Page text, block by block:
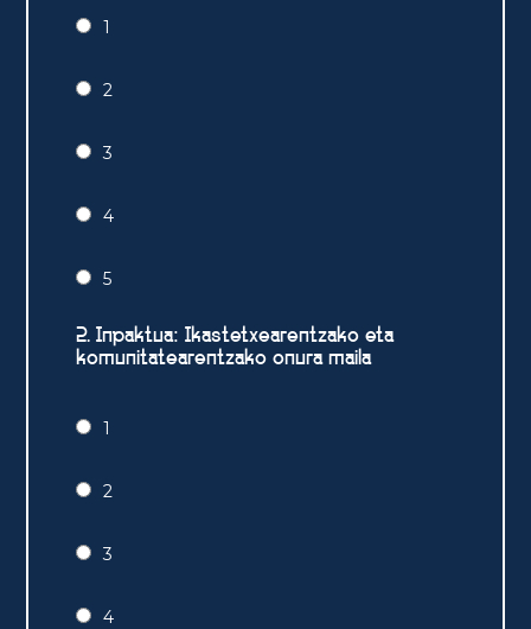
1
2
3
4
5
2. Inpaktua: Ikastetxearentzako eta
komunitatearentzako onura maila
1
2
3
4